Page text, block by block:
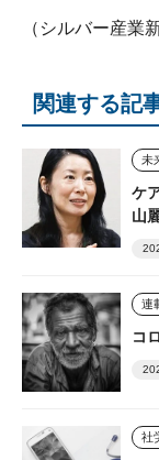
（シルバー産業
関連する記
ケ
山
コ